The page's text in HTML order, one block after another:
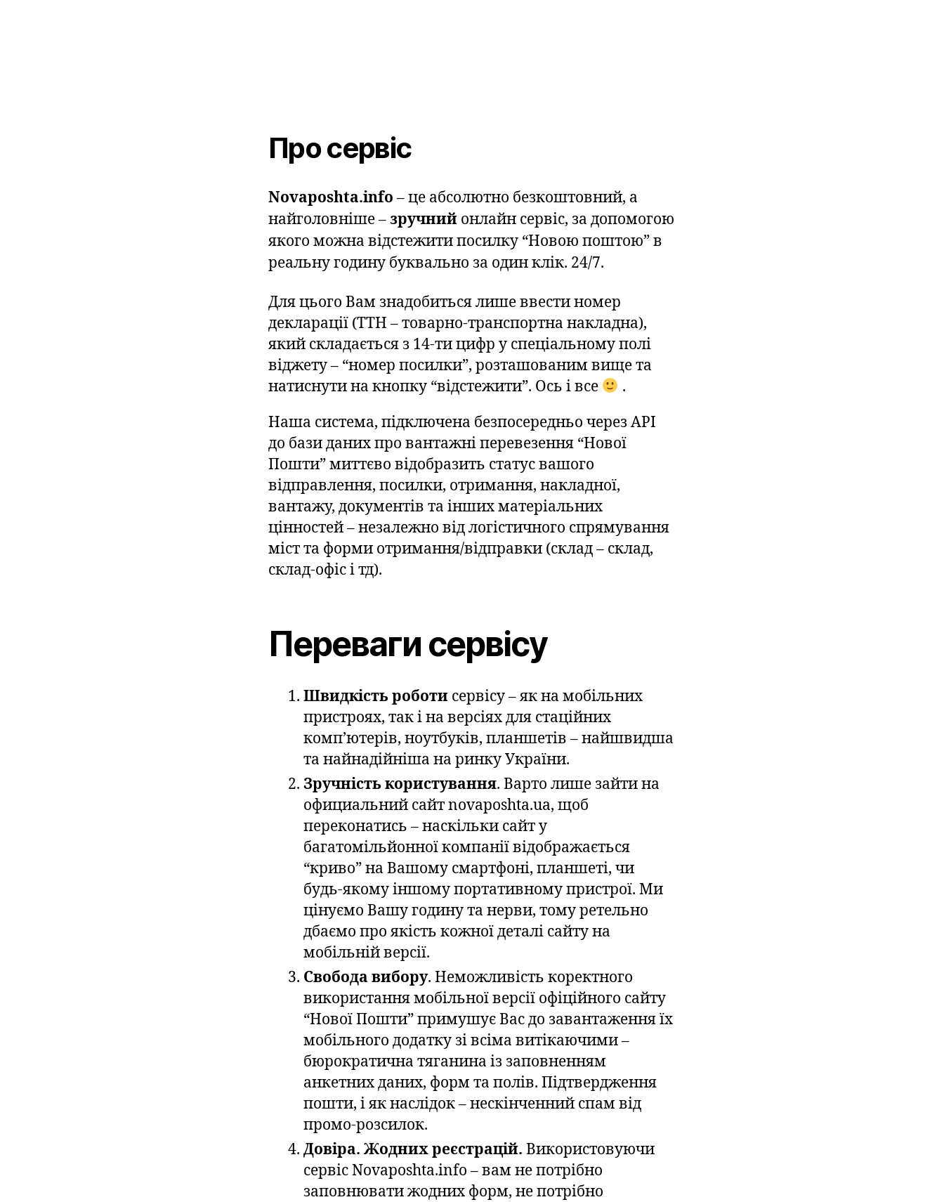
Про сервіс
Novaposhta.info– це абсолютно безкоштовний, а
найголовніше –зручний онлайн сервіс, за допомогою
якого можна відстежити посилку “Новою поштою” в
реальну годину буквально за один клік. 24/7.
Для цього Вам знадобиться лише ввести номер
декларації (ТТН – товарно-транспортна накладна),
який складається з 14-ти цифр у спеціальному полі
віджету – “номер посилки”, розташованим вище та
натиснути на кнопку “відстежити”. Ось і все
.
Наша система, підключена безпосередньо через API
до бази даних про вантажні перевезення “Нової
Пошти” миттєво відобразить статус вашого
відправлення, посилки, отримання, накладної,
вантажу, документів та інших матеріальних
цінностей – незалежно від логістичного спрямування
міст та форми отримання/відправки (склад – склад,
склад-офіс і тд).
Переваги сервісу
Швидкість роботи сервісу – як на мобільних
пристроях, так і на версіях для стаційних
комп’ютерів, ноутбуків, планшетів – найшвидша
та найнадійніша на ринку України.
Зручність користування. Варто лише зайти на
официальний сайт novaposhta.ua, щоб
переконатись – наскільки сайт у
багатомільйонної компанії відображається
“криво” на Вашому смартфоні, планшеті, чи
будь-якому іншому портативному пристрої. Ми
цінуємо Вашу годину та нерви, тому ретельно
дбаємо про якість кожної деталі сайту на
мобільній версії.
Свобода вибору. Неможливість коректного
використання мобільної версії офіційного сайту
“Нової Пошти” примушує Вас до завантаження їх
мобільного додатку зі всіма витікаючими –
бюрократична тяганина із заповненням
анкетних даних, форм та полів. Підтвердження
пошти, і як наслідок – нескінченний спам від
промо-розсилок.
Довіра. Жодних реєстрацій. Використовуючи
сервіс Novaposhta.info – вам не потрібно
заповнювати жодних форм, не потрібно